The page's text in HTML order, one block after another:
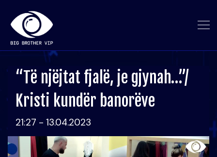
“Të njëjtat fjalë, je gjynah…”/
Kristi kundër banorëve
21:27 - 13.04.2023